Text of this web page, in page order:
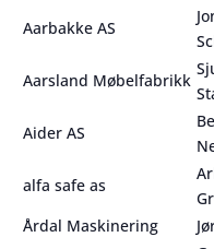
Aarbakke AS
Aarsland Møbelfabrikk
Aider AS
alfa safe as
Årdal Maskinering